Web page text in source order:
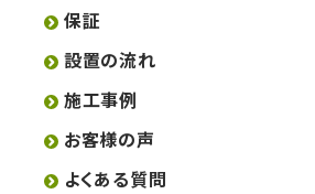
保証
設置の流れ
施工事例
お客様の声
よくある質問